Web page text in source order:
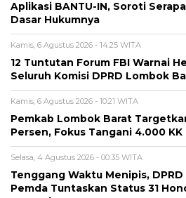
Aplikasi BANTU-IN, Soroti
Dasar Hukumnya
Kamis, 6 Agustus 2026 - 14:25 WITA
12 Tuntutan Forum FBI Warnai
Seluruh Komisi DPRD Lombok
Kamis, 6 Agustus 2026 - 10:21 WITA
Pemkab Lombok Barat
Persen, Fokus Tangani 4.000
Selasa, 4 Agustus 2026 - 00:35 WITA
Tenggang Waktu Menipis,
Pemda Tuntaskan Status 31